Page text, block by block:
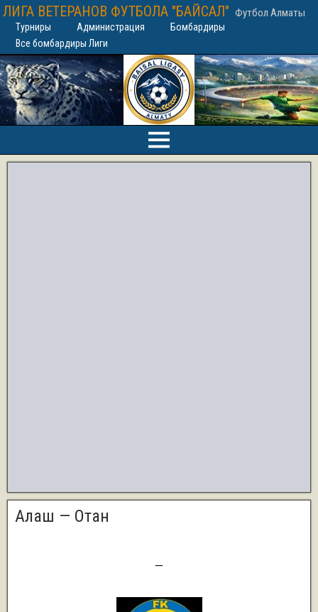
ЛИГА ВЕТЕРАНОВ ФУТБОЛА "БАЙСАЛ" Футбол Алматы
Турниры Администрация
Бомбардиры
Все бомбардиры Лиги
Алаш — Отан
—